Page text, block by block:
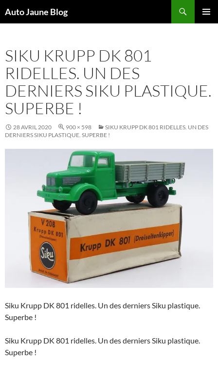
Auto Jaune Blog
SIKU KRUPP DK 801
RIDELLES. UN DES
DERNIERS SIKU PLASTIQUE.
SUPERBE !
28 AVRIL 2020 900 × 598
SIKU KRUPP DK 801 RIDELLES. UN DES
DERNIERS SIKU PLASTIQUE. SUPERBE !
Siku Krupp DK 801 ridelles. Un des derniers Siku plastique.
Superbe !
Siku Krupp DK 801 ridelles. Un des derniers Siku plastique.
Superbe !